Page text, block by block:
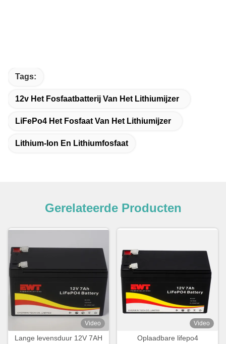
Tags:
12v Het Fosfaatbatterij Van Het Lithiumijzer
LiFePo4 Het Fosfaat Van Het Lithiumijzer
Lithium-Ion En Lithiumfosfaat
Gerelateerde Producten
Video
Lange levensduur 12V 7AH
Video
Oplaadbare lifepo4